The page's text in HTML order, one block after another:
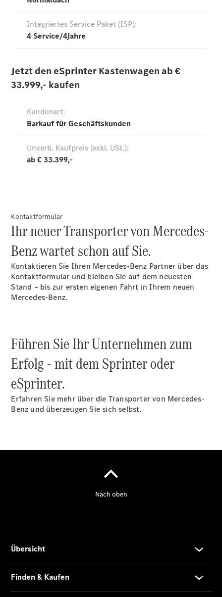
Kontaktformular
Ihr neuer Transporter von Mercedes-
Benz wartet schon auf Sie.
Kontaktieren Sie Ihren Mercedes-Benz Partner über das
Kontaktformular und bleiben Sie auf dem neuesten
Stand – bis zur ersten eigenen Fahrt in Ihrem neuen
Mercedes-Benz.
Führen Sie Ihr Unternehmen zum
Erfolg - mit dem Sprinter oder
eSprinter.
Erfahren Sie mehr über die Transporter von Mercedes-
Benz und überzeugen Sie sich selbst.